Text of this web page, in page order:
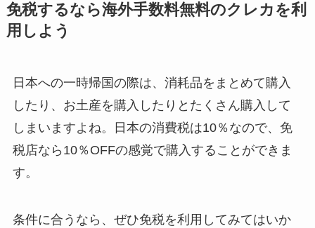
免税するなら海外手数料無料のクレカを利
用しよう
日本への一時帰国の際は、消耗品をまとめて購入
したり、お土産を購入したりとたくさん購入して
しまいますよね。日本の消費税は10％なので、免
税店なら10％OFFの感覚で購入することができま
す。
条件に合うなら、ぜひ免税を利用してみてはいか